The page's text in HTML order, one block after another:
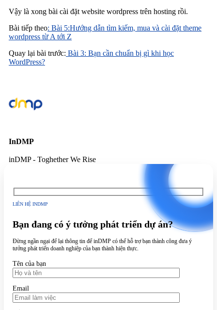
Vậy là xong bài cài đặt website wordpress trên hosting rồi.
Bài tiếp theo: Bài 5:Hướng dẫn tìm kiếm, mua và cài đặt theme
wordpress từ A tới Z
Quay lại bài trước: Bài 3: Bạn cần chuẩn bị gì khi học
WordPress?
InDMP
inDMP - Toghether We Rise
LIÊN HỆ INDMP
Bạn đang có ý tưởng phát triển dự án?
Đừng ngần ngại để lại thông tin để inDMP có thể hỗ trợ bạn thành công đưa ý
tưởng phát triển doanh nghiệp của bạn thành hiện thực.
Tên của bạn
Email